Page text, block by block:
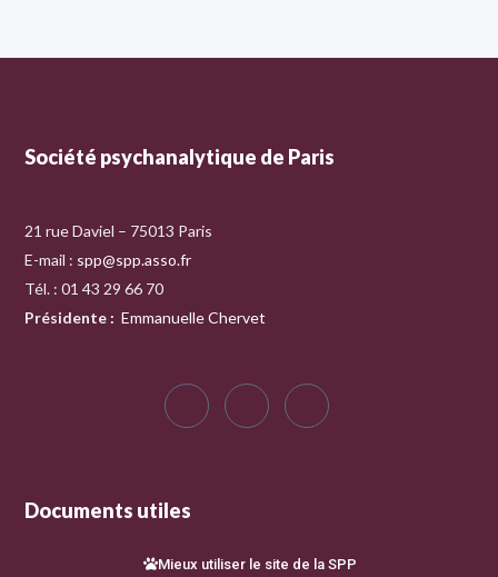
Société psychanalytique de Paris
21 rue Daviel – 75013 Paris
E-mail : spp@spp.asso.fr
Tél. : 01 43 29 66 70
Présidente : Emmanuelle Chervet
Documents utiles
Mieux utiliser le site de la SPP